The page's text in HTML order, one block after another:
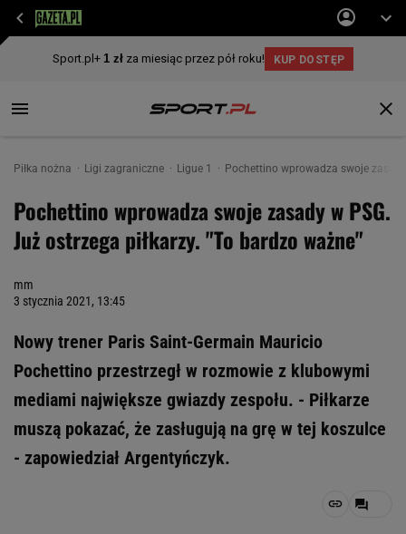
Piłka nożna Ligi zagraniczne Ligue 1 Pochettino wprowadza swoje
Pochettino wprowadza swoje zasady w PSG.
Już ostrzega piłkarzy. "To bardzo ważne"
mm
3 stycznia 2021, 13:45
Nowy trener Paris Saint-Germain Mauricio
Pochettino przestrzegł w rozmowie z klubowymi
mediami największe gwiazdy zespołu. - Piłkarze
muszą pokazać, że zasługują na grę w tej koszulce
- zapowiedział Argentyńczyk.